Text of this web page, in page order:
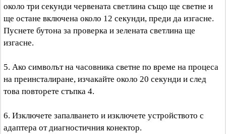
около три секунди червената светлина също ще светне и
ще остане включена около 12 секунди, преди да изгасне.
Пуснете бутона за проверка и зелената светлина ще
изгасне.
5. Ако символът на часовника светне по време на процеса
на преинсталиране, изчакайте около 20 секунди и след
това повторете стъпка 4.
6. Изключете запалването и изключете устройството с
адаптера от диагностичния конектор.